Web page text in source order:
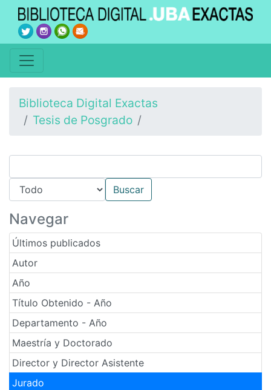
Biblioteca Digital Exactas
Tesis de Posgrado
Navegar
Últimos publicados
Autor
Año
Título Obtenido - Año
Departamento - Año
Maestría y Doctorado
Director y Director Asistente
Jurado